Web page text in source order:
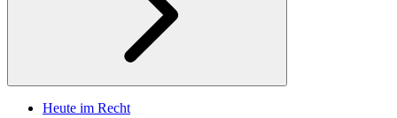
Heute im Recht